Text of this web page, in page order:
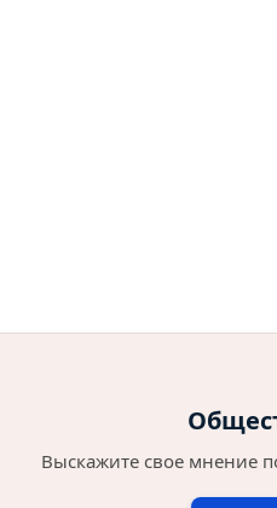
Выскажите свое мнение